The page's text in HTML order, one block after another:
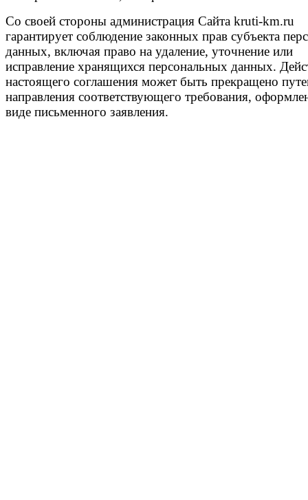
Со своей стороны администрация Сайта kruti-km.ru
гарантирует соблюдение законных прав субъекта
данных, включая право на удаление, уточнение или
исправление хранящихся персональных данных.
настоящего соглашения может быть прекращено
направления соответствующего требования,
виде письменного заявления.